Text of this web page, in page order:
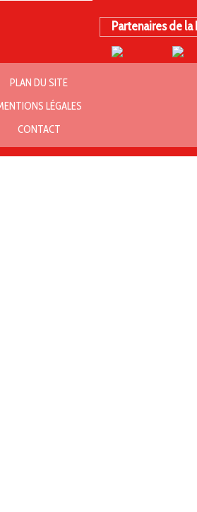
Partenaires de la
PLAN DU SITE
LÉGALES
CONTACT